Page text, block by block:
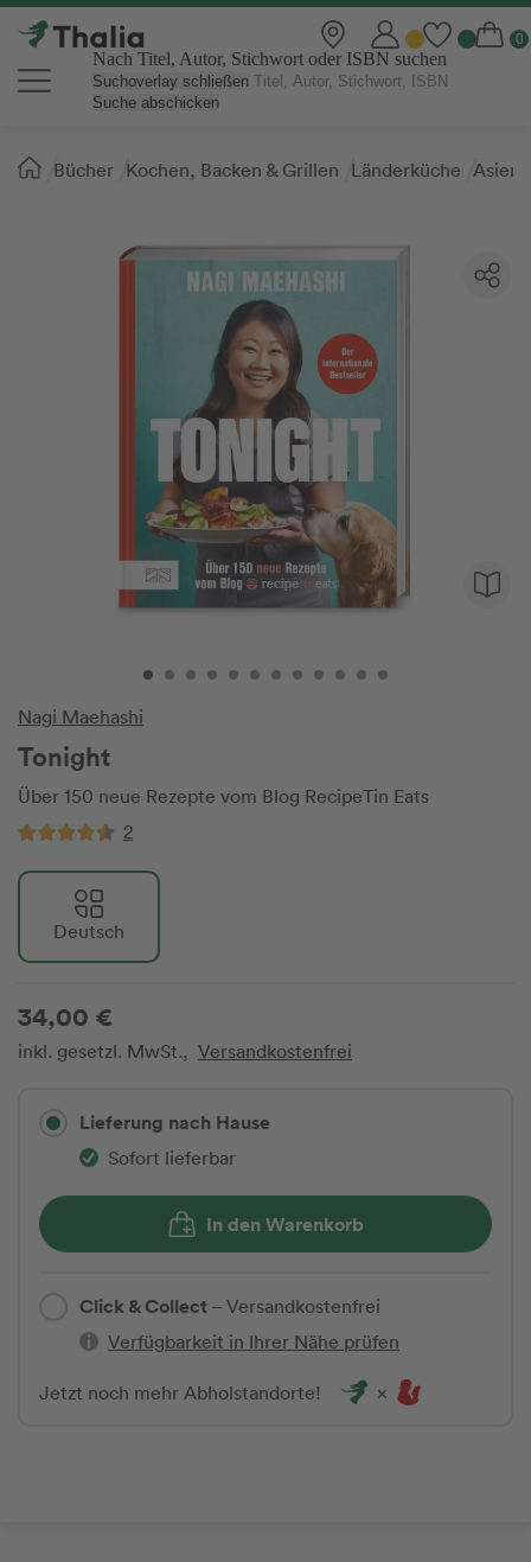
Nach Titel, Autor, Stichwort oder ISBN suchen
Suchoverlay schließen
Suche abschicken
Sie
sind
Bücher Kochen, Backen & Grillen Länderküche Asien
Nagi Maehashi
Tonight
Über 150 neue Rezepte vom Blog RecipeTin Eats
2
Deutsch
34,00 €
inkl. gesetzl. MwSt., Versandkostenfrei
Lieferung nach Hause
Sofort lieferbar
In den Warenkorb
Click & Collect – Versandkostenfrei
Verfügbarkeit in Ihrer Nähe prüfen
Jetzt noch mehr Abholstandorte!